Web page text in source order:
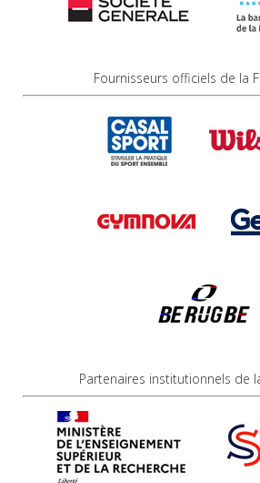
Fournisseurs officiels de la
Partenaires institutionnels de